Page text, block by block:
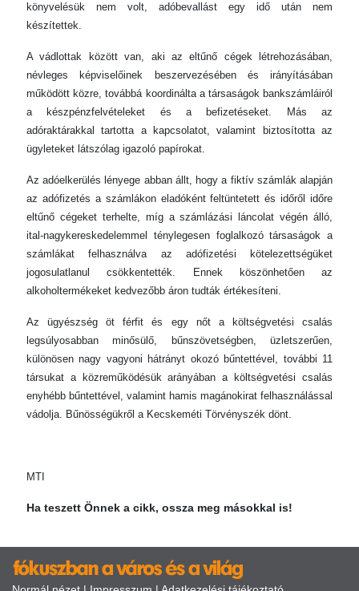
könyvelésük nem volt, adóbevallást egy idő után nem
készítettek.
A vádlottak között van, aki az eltűnő cégek létrehozásában,
névleges képviselőinek beszervezésében és irányításában
működött közre, továbbá koordinálta a társaságok bankszámláiról
a készpénzfelvételeket és a befizetéseket. Más az
adóraktárakkal tartotta a kapcsolatot, valamint biztosította az
ügyleteket látszólag igazoló papírokat.
Az adóelkerülés lényege abban állt, hogy a fiktív számlák alapján
az adófizetés a számlákon eladóként feltüntetett és időről időre
eltűnő cégeket terhelte, míg a számlázási láncolat végén álló,
ital-nagykereskedelemmel ténylegesen foglalkozó társaságok a
számlákat felhasználva az adófizetési kötelezettségüket
jogosulatlanul csökkentették. Ennek köszönhetően az
alkoholtermékeket kedvezőbb áron tudták értékesíteni.
Az ügyészség öt férfit és egy nőt a költségvetési csalás
legsúlyosabban minősülő, bűnszövetségben, üzletszerűen,
különösen nagy vagyoni hátrányt okozó bűntettével, további 11
társukat a közreműködésük arányában a költségvetési csalás
enyhébb bűntettével, valamint hamis magánokirat felhasználással
vádolja. Bűnösségükről a Kecskeméti Törvényszék dönt.
MTI
Ha teszett Önnek a cikk, ossza meg másokkal is!